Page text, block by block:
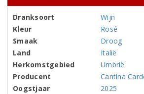
Dranksoort
Wijn
Kleur
Rosé
Smaak
Droog
Land
Italië
Herkomstgebied
Umbrië
Producent
Cantina
Oogstjaar
2025